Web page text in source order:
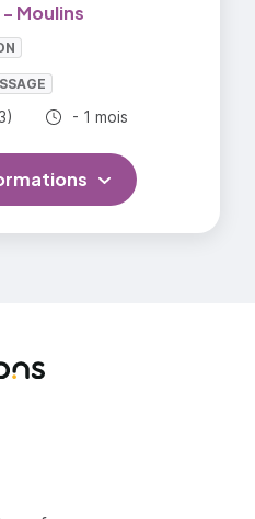
Moulins
Durée totale :
- 1 mois